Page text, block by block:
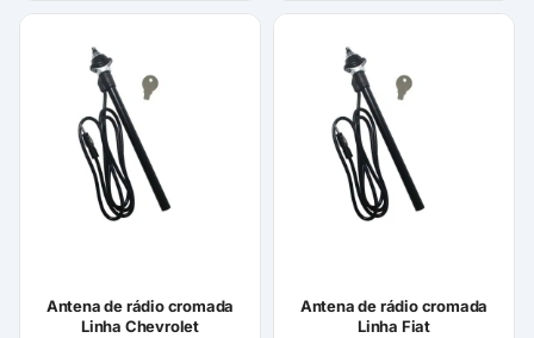
Antena de rádio cromada
Linha Chevrolet
Antena de rádio cromada
Linha Fiat